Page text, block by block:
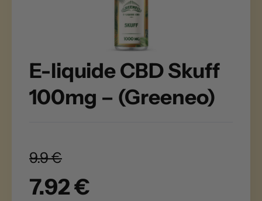
E-liquide CBD Skuff
100mg – (Greeneo)
9.9 €
7.92 €